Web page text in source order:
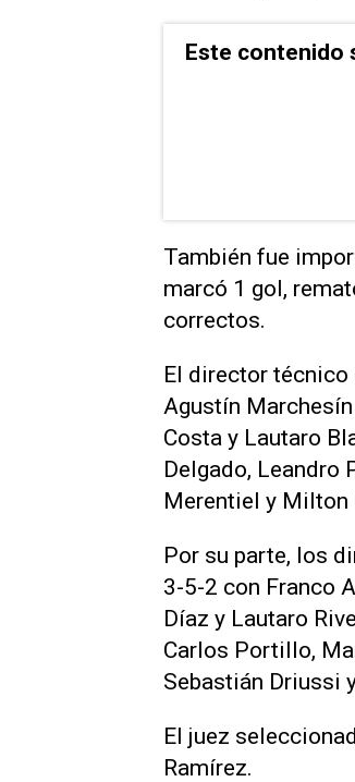
Este contenido
También fue
marcó 1 gol,
correctos.
El director técnico
Agustín
Costa y Lautaro
Delgado, Leandro
Merentiel y Milton
Por su parte, los
3-5-2 con Franco
Díaz y Lautaro
Carlos Portillo,
Sebastián Driussi
El juez
Ramírez.